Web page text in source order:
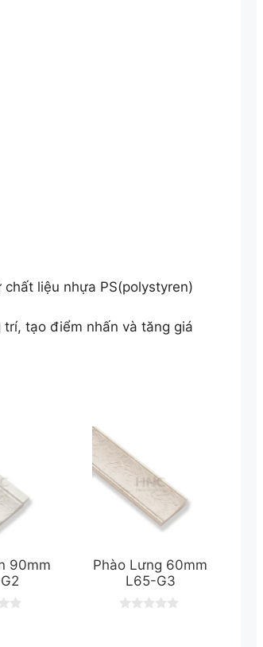
liệu nhựa PS(polystyren)
tạo điểm nhấn và tăng giá
90mm
Phào Lưng 60mm
L65-G3